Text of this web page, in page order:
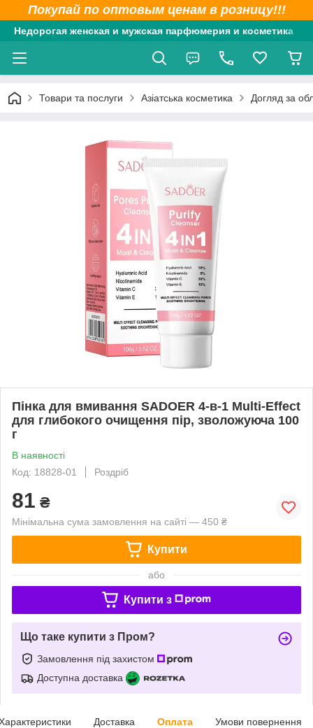
Покупай по оптовым ценам в розницу!!!
Недорогая женская и мужская парфюмерия и косметика
Товари та послуги Азіатська косметика Догляд за
Пінка для вмивання SADOER 4-в-1 Multi-Effect
для глибокого очищення пір, зволожуюча 100
г
В наявності
Код: 18828-01
Роздріб
81 ₴
Мінімальна сума замовлення на сайті — 450 ₴
Купити
або
Купити з
Що таке купити з Пром?
Замовлення під захистом
Доступна доставка
Доставка Оплата Умови повернення